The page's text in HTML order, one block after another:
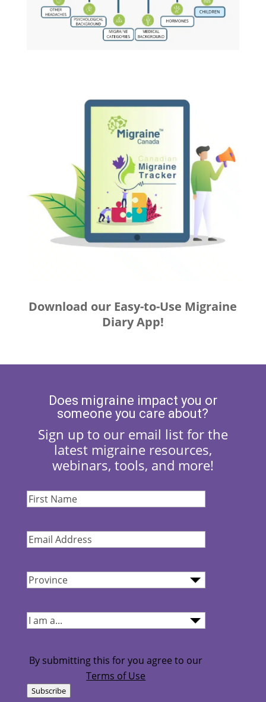
Download our Easy-to-Use Migraine
Diary App!
Does migraine impact you or
someone you care about?
Sign up to our email list for the
latest migraine resources,
webinars, tools, and more!
First
Email
Province(Required)
By submitting this for you agree to our
Terms of Use
Subscribe